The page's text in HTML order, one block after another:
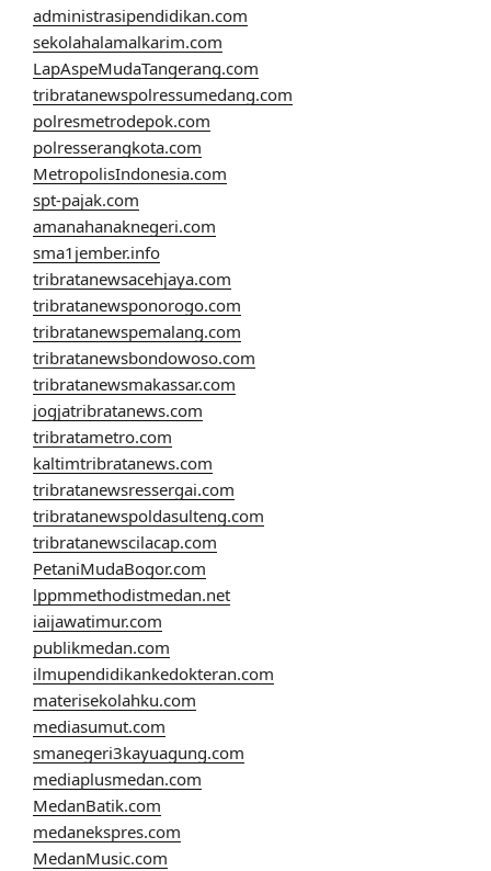
administrasipendidikan.com
sekolahalamalkarim.com
LapAspeMudaTangerang.com
tribratanewspolressumedang.com
polresmetrodepok.com
polresserangkota.com
MetropolisIndonesia.com
spt-pajak.com
amanahanaknegeri.com
sma1jember.info
tribratanewsacehjaya.com
tribratanewsponorogo.com
tribratanewspemalang.com
tribratanewsbondowoso.com
tribratanewsmakassar.com
jogjatribratanews.com
tribratametro.com
kaltimtribratanews.com
tribratanewsressergai.com
tribratanewspoldasulteng.com
tribratanewscilacap.com
PetaniMudaBogor.com
lppmmethodistmedan.net
iaijawatimur.com
publikmedan.com
ilmupendidikankedokteran.com
materisekolahku.com
mediasumut.com
smanegeri3kayuagung.com
mediaplusmedan.com
MedanBatik.com
medanekspres.com
MedanMusic.com